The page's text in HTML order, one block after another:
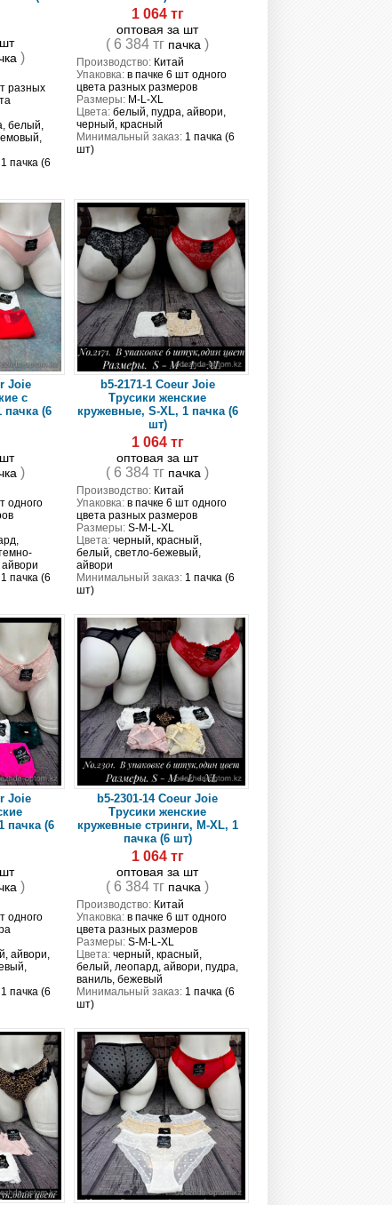
)
разных
белый,
пачка (6
1 064 тг
оптовая за шт
( 6 384 тг пачка )
Производство:Китай
Упаковка:в пачке 6 шт одного
цвета разных размеров
Размеры:M-L-XL
Цвета:белый, пудра, айвори,
черный, красный
Минимальный заказ:1 пачка (6
шт)
Joie
с
пачка (6
)
одного
пачка (6
b5-2171-1 Coeur Joie
Трусики женские
кружевные, S-XL, 1 пачка (6
шт)
1 064 тг
оптовая за шт
( 6 384 тг пачка )
Производство:Китай
Упаковка:в пачке 6 шт одного
цвета разных размеров
Размеры:S-M-L-XL
Цвета:черный, красный,
белый, светло-бежевый,
айвори
Минимальный заказ:1 пачка (6
шт)
Joie
пачка (6
)
одного
айвори,
пачка (6
b5-2301-14 Coeur Joie
Трусики женские
кружевные стринги, M-XL, 1
пачка (6 шт)
1 064 тг
оптовая за шт
( 6 384 тг пачка )
Производство:Китай
Упаковка:в пачке 6 шт одного
цвета разных размеров
Размеры:S-M-L-XL
Цвета:черный, красный,
белый, леопард, айвори, пудра,
ваниль, бежевый
Минимальный заказ:1 пачка (6
шт)